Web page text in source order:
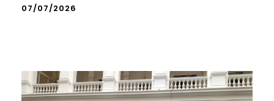
07/07/2026